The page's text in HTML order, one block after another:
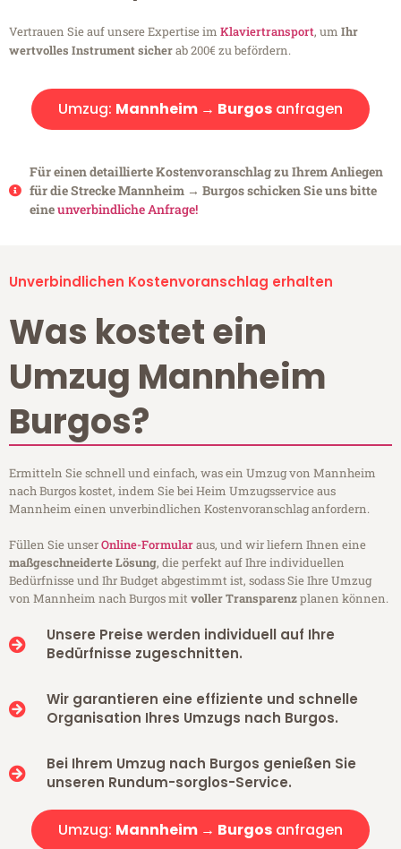
Vertrauen Sie auf unsere Expertise im Klaviertransport, um Ihr
wertvolles Instrument sicherab 200€ zu befördern.
Umzug: Mannheim → Burgos anfragen
Für einen detaillierte Kostenvoranschlag zu Ihrem Anliegen
für die Strecke Mannheim → Burgos schicken Sie uns bitte
eineunverbindliche Anfrage!
Unverbindlichen Kostenvoranschlag erhalten
Was kostet ein
Umzug Mannheim
Burgos?
Ermitteln Sie schnell und einfach, was ein Umzug von Mannheim
nach Burgos kostet, indem Sie bei Heim Umzugsservice aus
Mannheim einen unverbindlichen Kostenvoranschlag anfordern.
Füllen Sie unserOnline-Formularaus, und wir liefern Ihnen eine
maßgeschneiderte Lösung, die perfekt auf Ihre individuellen
Bedürfnisse und Ihr Budget abgestimmt ist, sodass Sie Ihre Umzug
von Mannheim nach Burgos mitvoller Transparenzplanen können.
Unsere Preise werden individuell auf Ihre
Bedürfnisse zugeschnitten.
Wir garantieren eine effiziente und schnelle
Organisation Ihres Umzugs nach Burgos.
Bei Ihrem Umzug nach Burgos genießen Sie
unseren Rundum-sorglos-Service.
Umzug: Mannheim → Burgos anfragen